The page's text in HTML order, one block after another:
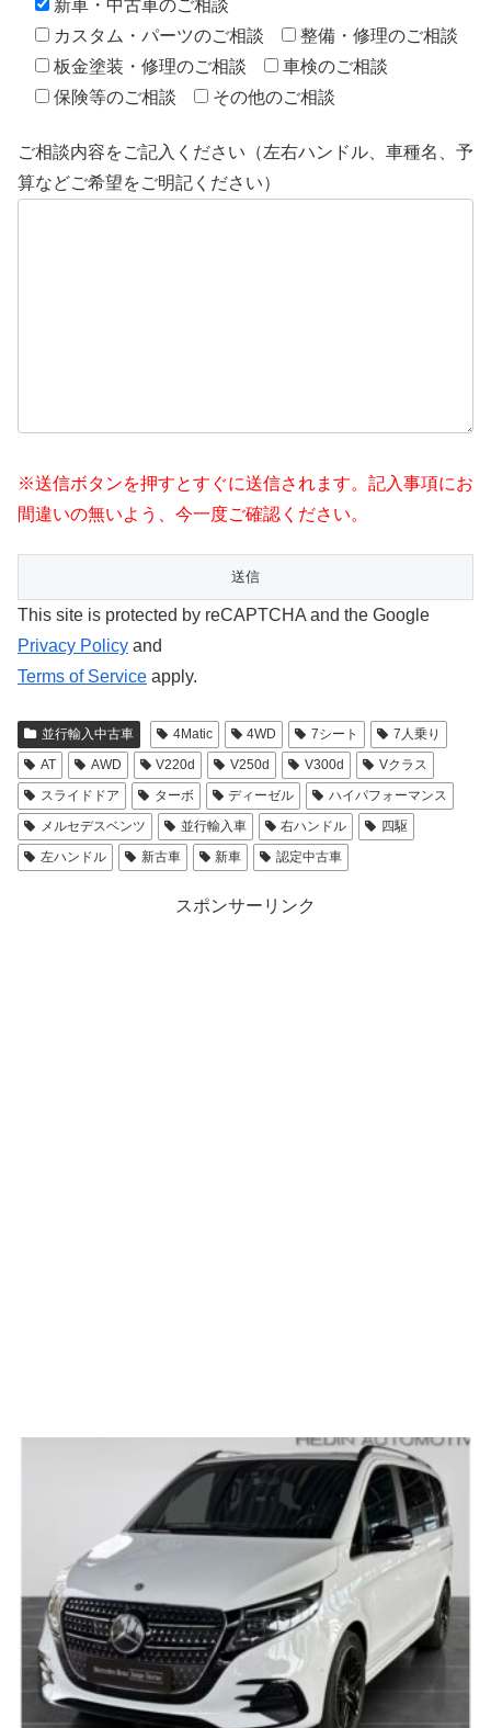
新車・中古車のご相談
カスタム・パーツのご相談
整備・修理のご相談
板金塗装・修理のご相談
車検のご相談
保険等のご相談
その他のご相談
ご相談内容をご記入ください（左右ハンドル、車種名、予
算などご希望をご明記ください）
※送信ボタンを押すとすぐに送信されます。記入事項にお
間違いの無いよう、今一度ご確認ください。
This site is protected by reCAPTCHA and the Google
Privacy Policy and
Terms of Service apply.
並行輸入中古車 4Matic 4WD 7シート
7人乗り
AT
AWD V220d V250d V300d
Vクラス
スライドドア
ターボ ディーゼル
ハイパフォーマンス
メルセデスベンツ
並行輸入車 右ハンドル
四駆
左ハンドル
新古車 新車 認定中古車
スポンサーリンク